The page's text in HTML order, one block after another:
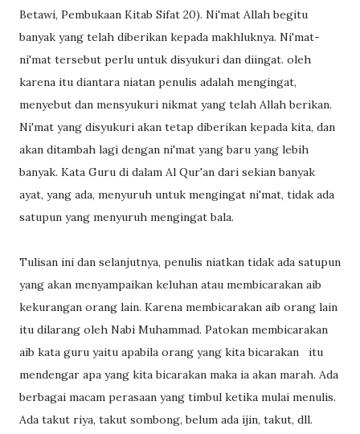
Betawi, Pembukaan Kitab Sifat 20). Ni'mat Allah begitu
banyak yang telah diberikan kepada makhluknya. Ni'mat-
ni'mat tersebut perlu untuk disyukuri dan diingat. oleh
karena itu diantara niatan penulis adalah mengingat,
menyebut dan mensyukuri nikmat yang telah Allah berikan.
Ni'mat yang disyukuri akan tetap diberikan kepada kita, dan
akan ditambah lagi dengan ni'mat yang baru yang lebih
banyak. Kata Guru di dalam Al Qur'an dari sekian banyak
ayat, yang ada, menyuruh untuk mengingat ni'mat, tidak ada
satupun yang menyuruh mengingat bala.
Tulisan ini dan selanjutnya, penulis niatkan tidak ada satupun
yang akan menyampaikan keluhan atau membicarakan aib
kekurangan orang lain. Karena membicarakan aib orang lain
itu dilarang oleh Nabi Muhammad. Patokan membicarakan
aib kata guru yaitu apabila orang yang kita bicarakan itu
mendengar apa yang kita bicarakan maka ia akan marah. Ada
berbagai macam perasaan yang timbul ketika mulai menulis.
Ada takut riya, takut sombong, belum ada ijin, takut, dll.